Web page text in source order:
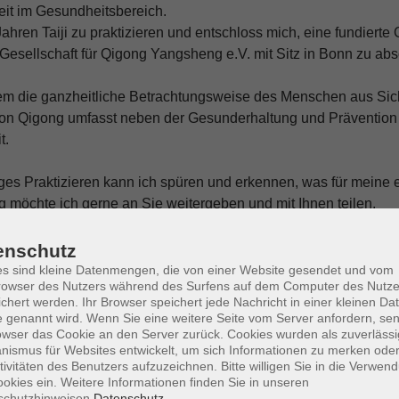
im Gesundheitsbereich.
Taiji zu praktizieren und entschloss mich, eine
für Qigong Yangsheng e.V. mit Sitz in Bonn zu
die ganzheitliche Betrachtungsweise des Menschen aus
Qigong umfasst neben der Gesunderhaltung und
Praktizieren kann ich spüren und erkennen, was für
möchte ich gerne an Sie weitergeben und mit Ihnen teilen.
Gesellschaft für Qigong Yangsheng e.V. und nehme
seit 2011.
Mo.
sind kleine Datenmengen, die von einer Website gesendet und vom
des Nutzers während des Surfens auf dem Computer des
werden. Ihr Browser speichert jede Nachricht in einer kleinen
genannt wird. Wenn Sie eine weitere Seite vom Server anfordern,
das Cookie an den Server zurück. Cookies wurden als
für Websites entwickelt, um sich Informationen zu merken
des Benutzers aufzuzeichnen. Bitte willigen Sie in die
ein. Weitere Informationen finden Sie in unseren